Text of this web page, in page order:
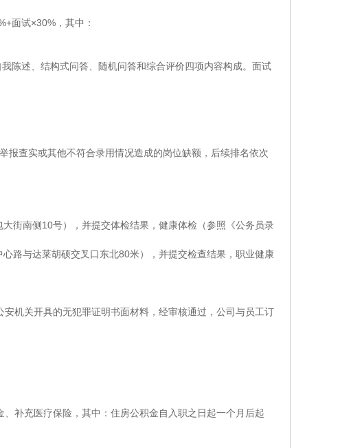
面试×30%，其中：
陈述、结构式问答、随机问答和综合评价四项内容构成。面试
报查实或其他不符合录用情况造成的岗位缺额，后续排名依次
街南侧10号），并提交体检结果，健康体检（参照《公务员录
路与达莱胡硕交叉口东北80米），并提交检查结果，职业健康
机关开具的无犯罪证明书面材料，经审核通过，公司与员工订
补充医疗保险，其中：住房公积金自入职之日起一个月后起